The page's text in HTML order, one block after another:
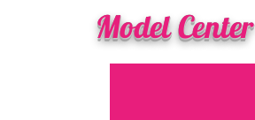
Model Center